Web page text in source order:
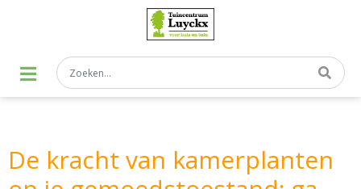
De kracht van kamerplanten